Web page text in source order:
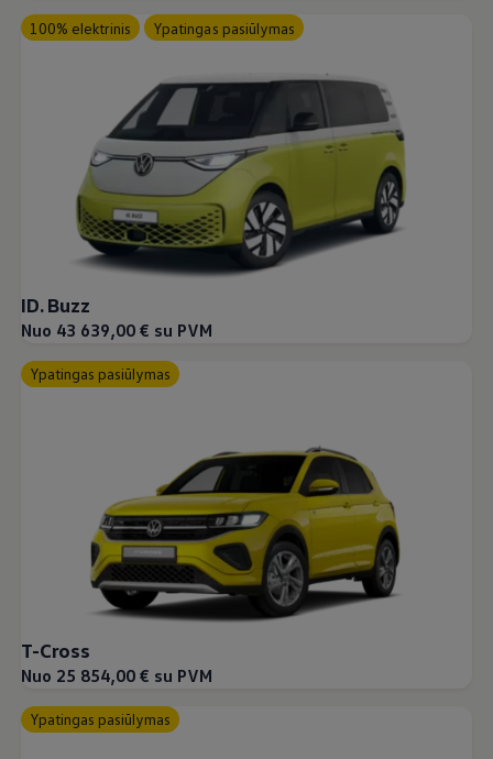
100% elektrinis Ypatingas pasiūlymas
ID. Buzz
Nuo 43 639,00 € su PVM
Ypatingas pasiūlymas
T-Cross
Nuo 25 854,00 € su PVM
Ypatingas pasiūlymas